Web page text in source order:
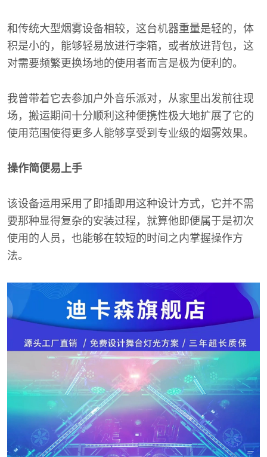
和传统大型烟雾设备相较，这台机器重量是轻的，体
积是小的，能够轻易放进行李箱，或者放进背包，这
对需要频繁更换场地的使用者而言是极为便利的。
我曾带着它去参加户外音乐派对，从家里出发前往现
场，搬运期间十分顺利这种便携性极大地扩展了它的
使用范围使得更多人能够享受到专业级的烟雾效果。
操作简便易上手
该设备运用采用了即插即用这种设计方式，它并不需
要那种显得复杂的安装过程，就算他即便属于是初次
使用的人员，也能够在较短的时间之内掌握操作方
法。